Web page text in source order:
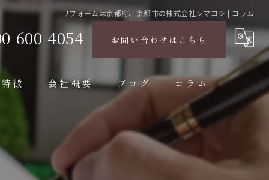
リフォームは京都府、京都市の株式会社シマコシ | コラム
600-4054 お問い合わせはこちら
徴 会社概要 ブログ コラム